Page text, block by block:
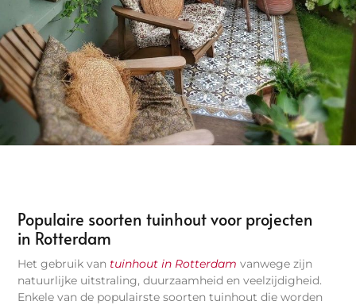
Populaire soorten tuinhout voor projecten
in Rotterdam
Het gebruik van tuinhout in Rotterdam vanwege zijn
natuurlijke uitstraling, duurzaamheid en veelzijdigheid.
Enkele van de populairste soorten tuinhout die worden